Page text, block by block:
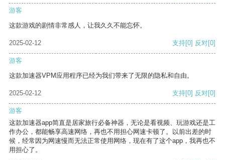
游客
这款游戏的剧情非常感人，让我久久不能忘怀。
2025-02-12 支持[0] 反对[0]
游客
这款加速器VPM应用程序已经为我们带来了无限的隐私和自由。
2025-02-12 支持[0] 反对[0]
游客
这款加速器app简直是居家旅行必备神器，无论是看视频、玩游戏还是工
作办公，都能畅享高速网络，再也不用担心网速卡顿了。以前出差的时
候，经常因为网速慢而无法正常使用网络，现在有了这个app，我再也不
用担心了。